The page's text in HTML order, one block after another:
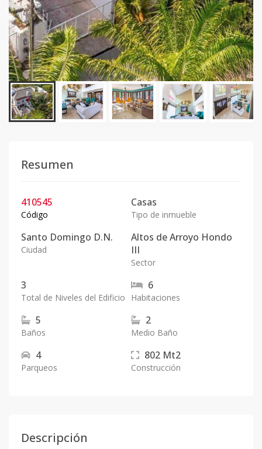
Resumen
410545
Código
Casas
Tipo de inmueble
Santo Domingo D.N.
Ciudad
Altos de Arroyo Hondo
III
Sector
3
Total de Niveles del Edificio
6
Habitaciones
5
Baños
2
Medio Baño
4
Parqueos
802 Mt2
Construcción
Descripción